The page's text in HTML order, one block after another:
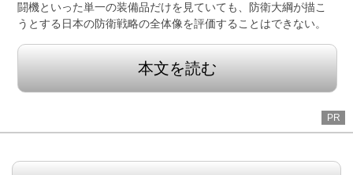
闘機といった単一の装備品だけを見ていても、防衛大綱が描こ
うとする日本の防衛戦略の全体像を評価することはできない。
本文を読む
PR